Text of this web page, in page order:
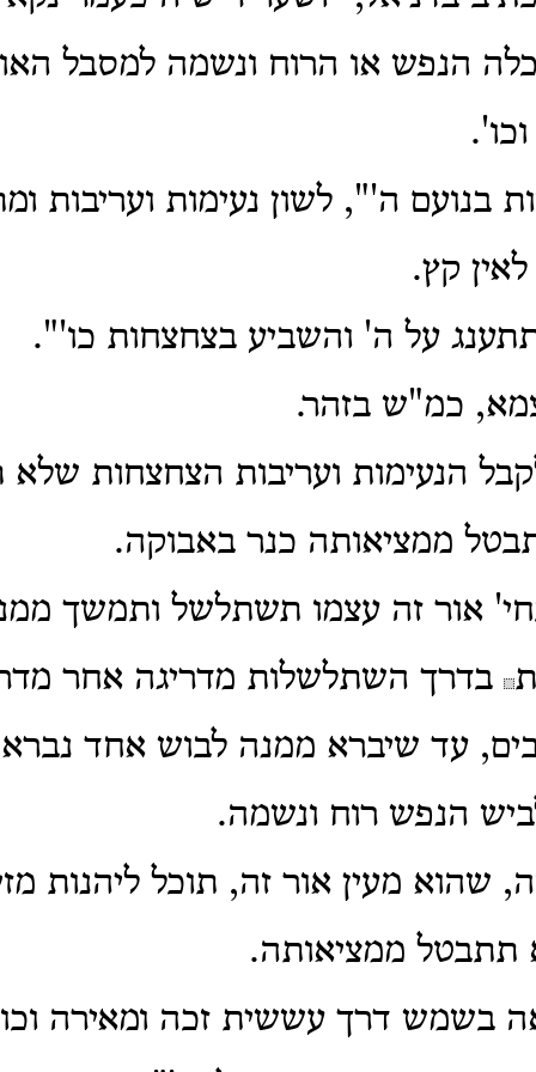
הנפש או הרוח ונשמה למסבל
בנועם ה'", לשון נעימות ועריבות
לאין קץ.
על ה' והשביע בצחצחות כו'".
כמ"ש בזהר.
הנעימות ועריבות הצחצחות
ממציאותה כנר באבוקה.
אור זה עצמו תשתלשל ותמשך
בדרך השתלשלות מדריגה אחר
עד שיברא ממנה לבוש אחד
הנפש רוח ונשמה.
שהוא מעין אור זה, תוכל ליהנות
תתבטל ממציאותה.
בשמש דרך עששית זכה ומאירה